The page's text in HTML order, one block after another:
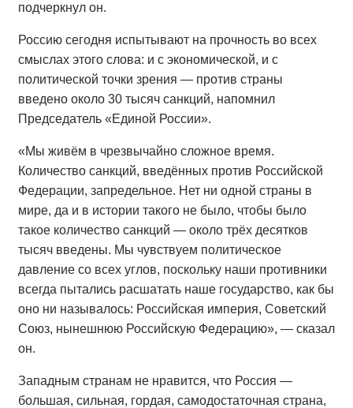
подчеркнул он.
Россию сегодня испытывают на прочность во всех
смыслах этого слова: и с экономической, и с
политической точки зрения — против страны
введено около 30 тысяч санкций, напомнил
Председатель «Единой России».
«Мы живём в чрезвычайно сложное время.
Количество санкций, введённых против Российской
Федерации, запредельное. Нет ни одной страны в
мире, да и в истории такого не было, чтобы было
такое количество санкций — около трёх десятков
тысяч введены. Мы чувствуем политическое
давление со всех углов, поскольку наши противники
всегда пытались расшатать наше государство, как бы
оно ни называлось: Российская империя, Советский
Союз, нынешнюю Российскую Федерацию», — сказал
он.
Западным странам не нравится, что Россия —
большая, сильная, гордая, самодостаточная страна,